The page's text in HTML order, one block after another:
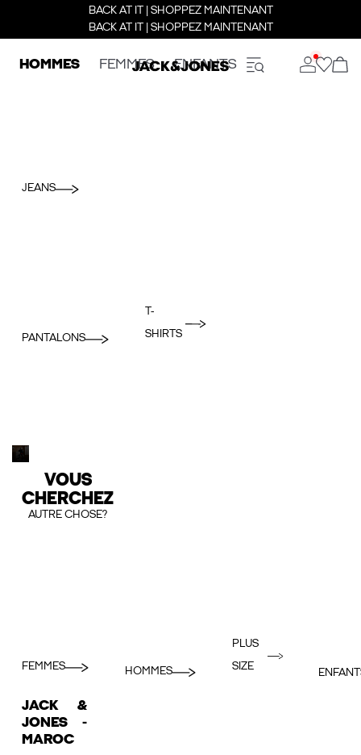
BACK AT IT | SHOPPEZ MAINTENANT
BACK AT IT | SHOPPEZ MAINTENANT
HOMMES FEMMES ENFANTS
JEANS
PANTALONS
T-
SHIRTS
VOUS
CHERCHEZ
AUTRE CHOSE?
FEMMES HOMMES
PLUS
SIZE
JACK &
JONES -
MAROC